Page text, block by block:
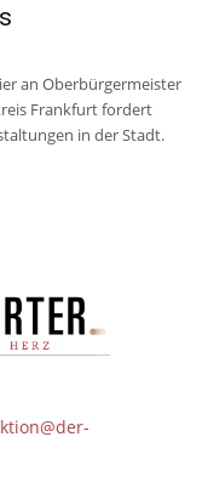
an Oberbürgermeister
Frankfurt fordert
in der Stadt.